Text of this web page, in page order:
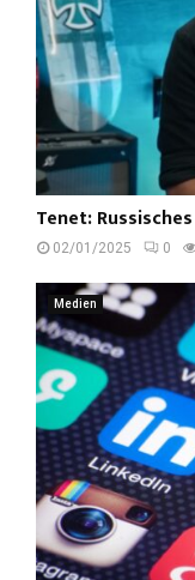
Tenet:
02/01/2025 0
Medien